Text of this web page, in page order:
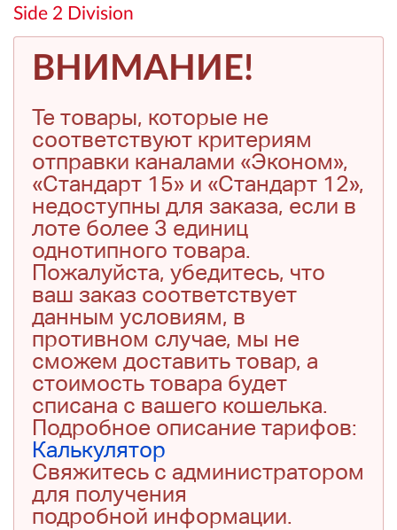
Side 2 Division
ВНИМАНИЕ!
Те товары, которые не
соответствуют критериям
отправки каналами «Эконом»,
«Стандарт 15» и «Стандарт 12»,
недоступны для заказа, если в
лоте более 3 единиц
однотипного товара.
Пожалуйста, убедитесь, что
ваш заказ соответствует
данным условиям, в
противном случае, мы не
сможем доставить товар, а
стоимость товара будет
списана с вашего кошелька.
Подробное описание тарифов:
Калькулятор
Свяжитесь с администратором
для получения
подробной информации.